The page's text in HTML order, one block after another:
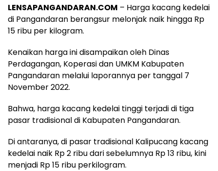
LENSAPANGANDARAN.COM – Harga kacang kedelai
di Pangandaran berangsur melonjak naik hingga Rp
15 ribu per kilogram.
Kenaikan harga ini disampaikan oleh Dinas
Perdagangan, Koperasi dan UMKM Kabupaten
Pangandaran melalui laporannya per tanggal 7
November 2022.
Bahwa, harga kacang kedelai tinggi terjadi di tiga
pasar tradisional di Kabupaten Pangandaran.
Di antaranya, di pasar tradisional Kalipucang kacang
kedelai naik Rp 2 ribu dari sebelumnya Rp 13 ribu, kini
menjadi Rp 15 ribu perkilogram.